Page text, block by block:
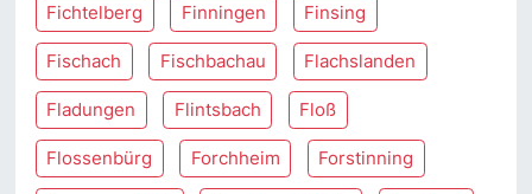
Fichtelberg Finningen Finsing
Fischach Fischbachau Flachslanden
Fladungen Flintsbach Floß
Flossenbürg Forchheim Forstinning